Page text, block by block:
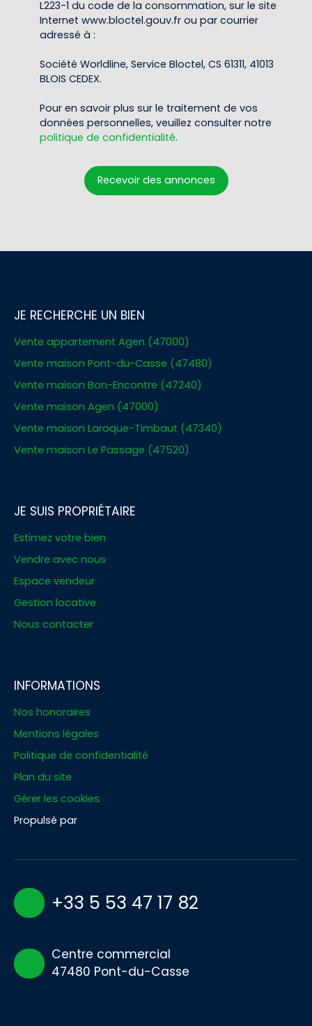
L223-1 du code de la consommation, sur le site
Internet www.bloctel.gouv.fr ou par courrier
adressé à :
Société Worldline, Service Bloctel, CS 61311, 41013
BLOIS CEDEX.
Pour en savoir plus sur le traitement de vos
données personnelles, veuillez consulter notre
politique de confidentialité.
Recevoir des annonces
JE RECHERCHE UN BIEN
Vente appartement Agen (47000)
Vente maison Pont-du-Casse (47480)
Vente maison Bon-Encontre (47240)
Vente maison Agen (47000)
Vente maison Laroque-Timbaut (47340)
Vente maison Le Passage (47520)
JE SUIS PROPRIÉTAIRE
Estimez votre bien
Vendre avec nous
Espace vendeur
Gestion locative
Nous contacter
INFORMATIONS
Nos honoraires
Mentions légales
Politique de confidentialité
Plan du site
Gérer les cookies
Propulsé par
+33 5 53 47 17 82
Centre commercial
47480 Pont-du-Casse